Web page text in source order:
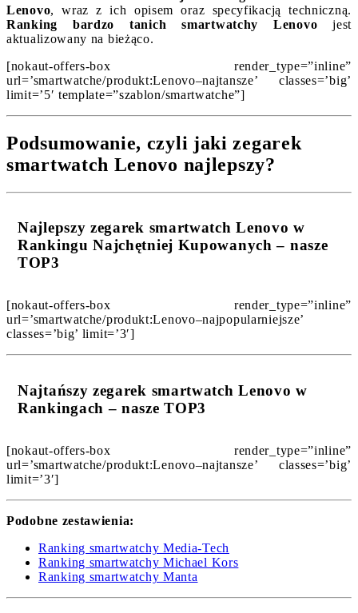
Lenovo, wraz z ich opisem oraz specyfikacją techniczną.
Ranking bardzo tanich smartwatchy Lenovo jest
aktualizowany na bieżąco.
[nokaut-offers-box render_type=”inline”
url=’smartwatche/produkt:Lenovo–najtansze’ classes=’big’
limit=’5′ template=”szablon/smartwatche”]
Podsumowanie, czyli jaki zegarek
smartwatch Lenovo najlepszy?
Najlepszy zegarek smartwatch Lenovo w
Rankingu Najchętniej Kupowanych – nasze
TOP3
[nokaut-offers-box render_type=”inline”
url=’smartwatche/produkt:Lenovo–najpopularniejsze’
classes=’big’ limit=’3′]
Najtańszy zegarek smartwatch Lenovo w
Rankingach – nasze TOP3
[nokaut-offers-box render_type=”inline”
url=’smartwatche/produkt:Lenovo–najtansze’ classes=’big’
limit=’3′]
Podobne zestawienia:
Ranking smartwatchy Media-Tech
Ranking smartwatchy Michael Kors
Ranking smartwatchy Manta